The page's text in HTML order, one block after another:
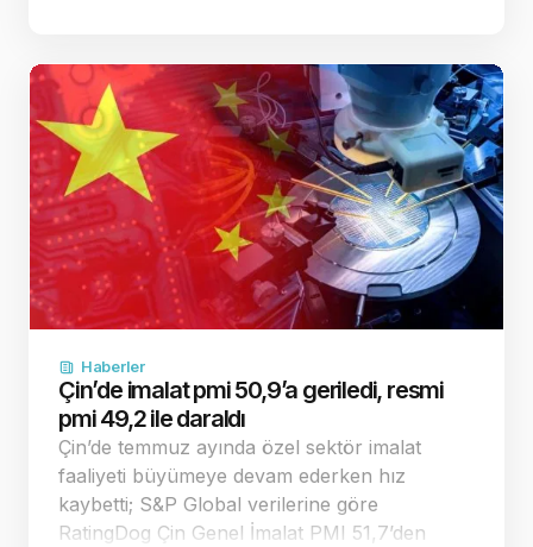
Haberler
Çin’de imalat pmi 50,9’a geriledi, resmi
pmi 49,2 ile daraldı
Çin’de temmuz ayında özel sektör imalat
faaliyeti büyümeye devam ederken hız
kaybetti; S&P Global verilerine göre
RatingDog Çin Genel İmalat PMI 51,7’den